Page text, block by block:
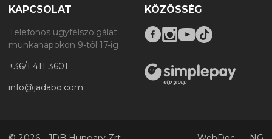
KAPCSOLAT
Telefonos ügyfélszolgálat
munkanapokon 9-től 17-ig
+36/1 411 3601
info@jadabo.com
KÖZÖSSÉG